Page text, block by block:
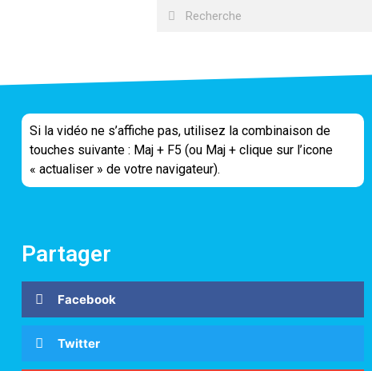
Si la vidéo ne s’affiche pas, utilisez la combinaison de
touches suivante : Maj + F5 (ou Maj + clique sur l’icone
« actualiser » de votre navigateur).
Partager
Facebook
Twitter